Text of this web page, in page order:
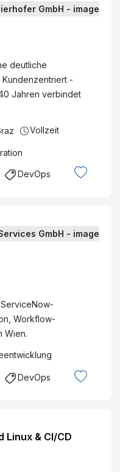
deutliche
Kundenzentriert -
Jahren verbindet
Vollzeit
DevOps
Workflow-
Wien.
DevOps
Linux & CI/CD